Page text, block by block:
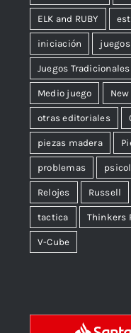
ELK and RUBY
iniciación
Juegos Tradicionales
Medio juego
otras editoriales
piezas madera
problemas
Relojes Russell
tactica Thinkers
V-Cube